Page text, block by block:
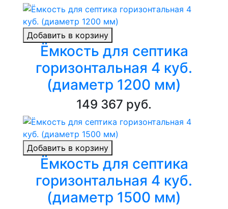
Добавить в корзину
Ёмкость для септика
горизонтальная 4 куб.
(диаметр 1200 мм)
149 367 руб.
Добавить в корзину
Ёмкость для септика
горизонтальная 4 куб.
(диаметр 1500 мм)